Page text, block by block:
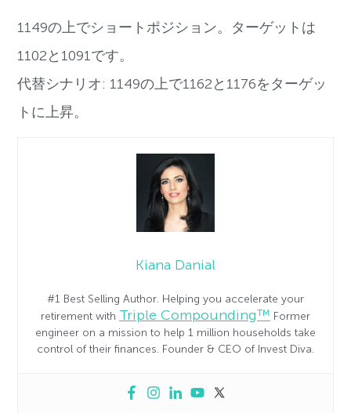
1149の上でショートポジション。ターゲットは
1102と1091です。
代替シナリオ: 1149の上で1162と1176をターゲッ
トに上昇。
Kiana Danial
#1 Best Selling Author. Helping you accelerate your
retirement with Triple Compounding™ Former
engineer on a mission to help 1 million households take
control of their finances. Founder & CEO of Invest Diva.